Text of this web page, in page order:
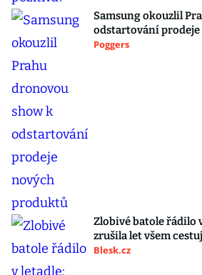
Samsung okouzlil
odstartování
Poggers
Zlobivé batole řádilo
zrušila let všem
Blesk.cz